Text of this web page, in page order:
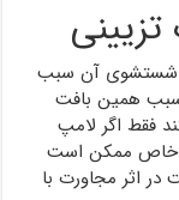
شستشوی آن سبب
سبب همین بافت
فقط اگر لامپ
خاص ممکن است
بین ۵ تا ۳۰ کیلو است در اثر مجاورت با